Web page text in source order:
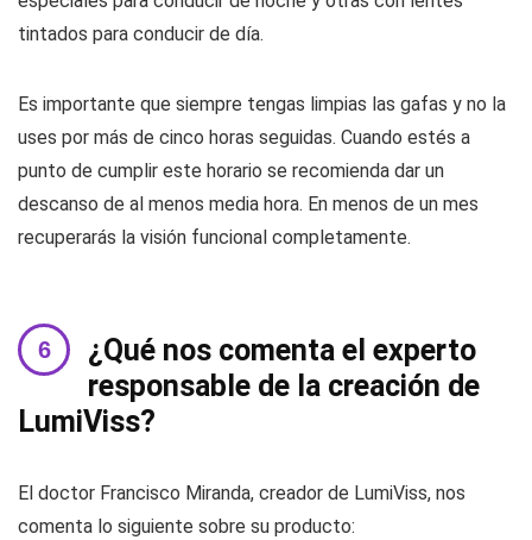
tintados para conducir de día.
Es importante que siempre tengas limpias las gafas y no la
uses por más de cinco horas seguidas. Cuando estés a
punto de cumplir este horario se recomienda dar un
descanso de al menos media hora. En menos de un mes
recuperarás la visión funcional completamente.
¿Qué nos comenta el experto
responsable de la creación de
LumiViss?
El doctor Francisco Miranda, creador de LumiViss, nos
comenta lo siguiente sobre su producto: